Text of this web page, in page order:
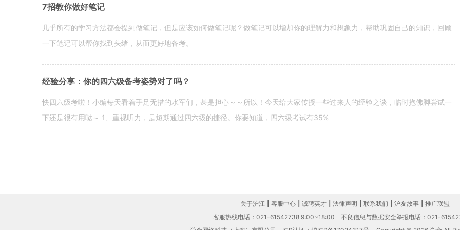
7招教你做好笔记
几乎所有的学习方法都会提到做笔记，但是应该如何做笔记呢？做笔记可以增加你的理解力和想象力，帮助巩固自己的知识，回顾
一下笔记可以帮你找到头绪，从而更好地备考。
经验分享：你的四六级备考姿势对了吗？
快四六级考啦！小编每天看着手足无措的水军们，甚是担心～～所以！今天给大家传授一些过来人的经验之谈，临时抱佛脚尝试一
下还是很有用哒～ 1、重视听力，是短期通过四六级的捷径。你要知道，四六级考试有35%
关于沪江 客服中心 诚聘英才 法律声明 联系我们 沪友故事
推广联盟
客服热线电话：021-61542738 9:00~18:00
不良信息与数据安全举报电话：021-